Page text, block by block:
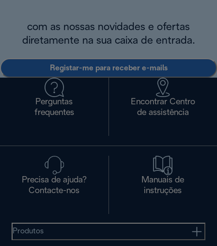
com as nossas novidades e ofertas
diretamente na sua caixa de entrada.
Registar-me para receber e-mails
Perguntas
frequentes
Encontrar Centro
de assistência
Precisa de ajuda?
Contacte-nos
Manuais de
instruções
Produtos